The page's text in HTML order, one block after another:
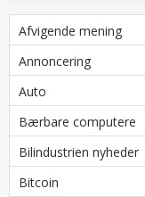
Afvigende mening
Annoncering
Auto
Bærbare computere
Bilindustrien nyheder
Bitcoin